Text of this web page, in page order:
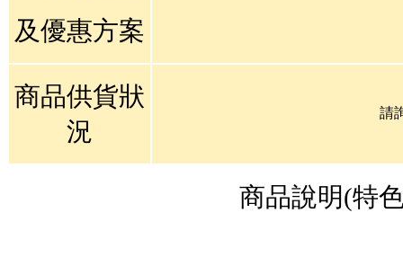
及優惠方案
商品供貨狀
況
請
商品說明(特